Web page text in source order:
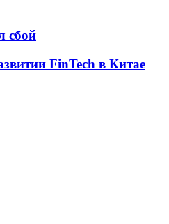
сбой
FinTech в Китае